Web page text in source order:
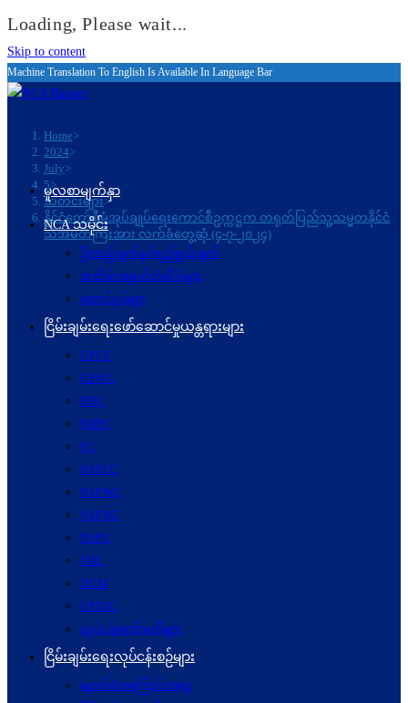
Loading, Please wait...
Skip to content
Machine Translation To English Is Available In Language Bar
Home>
2024>
July>
5>
သတင်းများ>
နိုင်ငံတော်စီမံအုပ်ချုပ်ရေးကောင်စီဥက္ကဋ္ဌက တရုတ်ပြည်သူ့သမ္မတနိုင်ငံ
သံအမတ်ကြီးအား လက်ခံတွေ့ဆုံ (၄-၇-၂၀၂၄)
မူလစာမျက်နှာ
NCA သမိုင်း
ဦးတည်ချက်နှင့်ရည်ရွယ်ချက်
အထိမ်းအမှတ်တံဆိပ်များ
ဆောင်ပုဒ်များ
ငြိမ်းချမ်းရေးဖော်‌ဆောင်မှုယန္တရားများ
UPCC
UPWC
MPC
NRPC
PC
NSPCC
NSPWC
NSPNC
NSPC
JMC
JICM
UPDJC
လုပ်ငန်းကော်မတီများ
ငြိမ်းချမ်းရေးလုပ်ငန်းစဉ်များ
နောက်ခံအကြောင်းအရာ